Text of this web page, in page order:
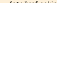
fotoğraf